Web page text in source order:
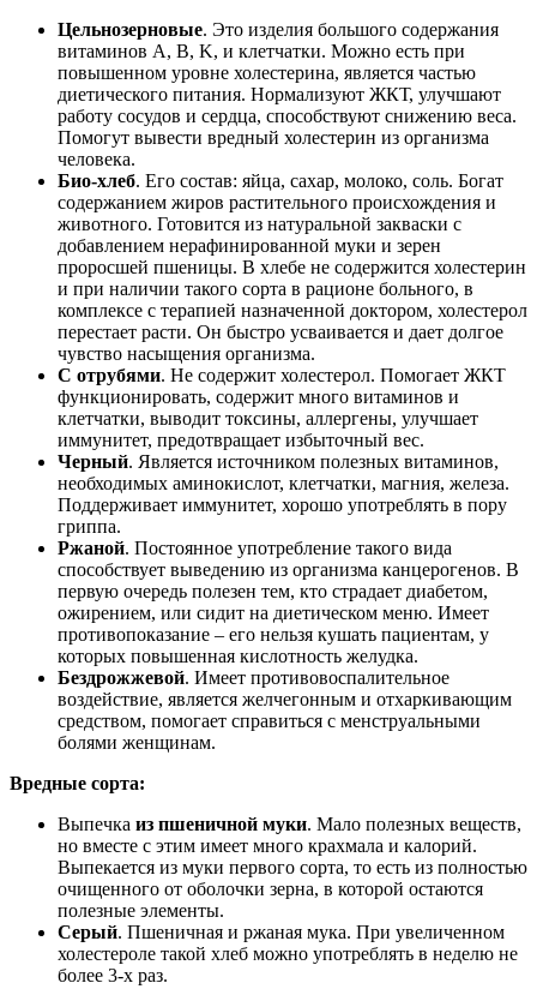
Цельнозерновые. Это изделия большого содержания
витаминов A, B, K, и клетчатки. Можно есть при
повышенном уровне холестерина, является частью
диетического питания. Нормализуют ЖКТ, улучшают
работу сосудов и сердца, способствуют снижению веса.
Помогут вывести вредный холестерин из организма
человека.
Био-хлеб. Его состав: яйца, сахар, молоко, соль. Богат
содержанием жиров растительного происхождения и
животного. Готовится из натуральной закваски с
добавлением нерафинированной муки и зерен
проросшей пшеницы. В хлебе не содержится холестерин
и при наличии такого сорта в рационе больного, в
комплексе с терапией назначенной доктором, холестерол
перестает расти. Он быстро усваивается и дает долгое
чувство насыщения организма.
С отрубями. Не содержит холестерол. Помогает ЖКТ
функционировать, содержит много витаминов и
клетчатки, выводит токсины, аллергены, улучшает
иммунитет, предотвращает избыточный вес.
Черный. Является источником полезных витаминов,
необходимых аминокислот, клетчатки, магния, железа.
Поддерживает иммунитет, хорошо употреблять в пору
гриппа.
Ржаной. Постоянное употребление такого вида
способствует выведению из организма канцерогенов. В
первую очередь полезен тем, кто страдает диабетом,
ожирением, или сидит на диетическом меню. Имеет
противопоказание – его нельзя кушать пациентам, у
которых повышенная кислотность желудка.
Бездрожжевой. Имеет противовоспалительное
воздействие, является желчегонным и отхаркивающим
средством, помогает справиться с менструальными
болями женщинам.
Вредные сорта:
Выпечка из пшеничной муки. Мало полезных веществ,
но вместе с этим имеет много крахмала и калорий.
Выпекается из муки первого сорта, то есть из полностью
очищенного от оболочки зерна, в которой остаются
полезные элементы.
Серый. Пшеничная и ржаная мука. При увеличенном
холестероле такой хлеб можно употреблять в неделю не
более 3-х раз.